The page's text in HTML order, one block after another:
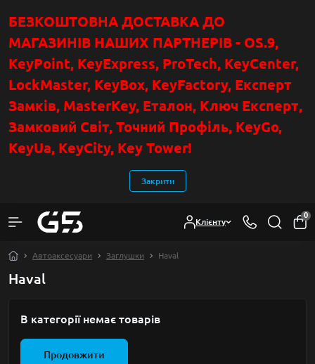
БЕЗКОШТОВНА ДОСТАВКА ДО
МАГАЗИНІВ НАШИХ ПАРТНЕРІВ - OS.9,
KeyPoint, KeyExpress, ProTech, KeyCenter,
LockMaster, KeyBox, KeyFactory, Експерт
Замків, MasterKey, Еталон, Ключ Експерт,
Замковий Світ, Точний Профіль, KeyGo,
KeyUa, KeyCity, Key Tower!
Закрити
Клієнту
0
Автоаксесуари Заглушки Haval
Haval
В категорії немає товарів
Продовжити